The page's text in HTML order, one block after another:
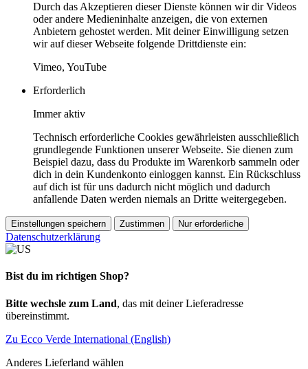
Durch das Akzeptieren dieser Dienste können wir dir Videos
oder andere Medieninhalte anzeigen, die von externen
Anbietern gehostet werden. Mit deiner Einwilligung setzen
wir auf dieser Webseite folgende Drittdienste ein:
Vimeo, YouTube
Erforderlich
Immer aktiv
Technisch erforderliche Cookies gewährleisten ausschließlich
grundlegende Funktionen unserer Webseite. Sie dienen zum
Beispiel dazu, dass du Produkte im Warenkorb sammeln oder
dich in dein Kundenkonto einloggen kannst. Ein Rückschluss
auf dich ist für uns dadurch nicht möglich und dadurch
anfallende Daten werden niemals an Dritte weitergegeben.
Einstellungen speichern Zustimmen Nur erforderliche
Datenschutzerklärung
Bist du im richtigen Shop?
Bitte wechsle zum Land, das mit deiner Lieferadresse
übereinstimmt.
Zu Ecco Verde International (English)
Anderes Lieferland wählen